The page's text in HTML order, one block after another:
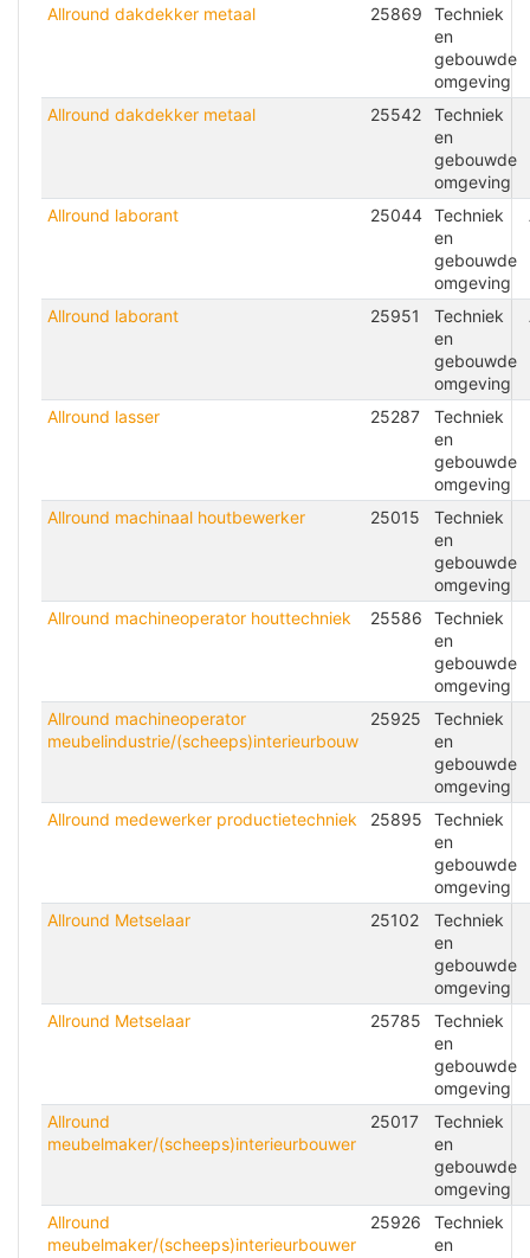
Allround dakdekker metaal 25869
Techniek
en
gebouwde
omgeving
Allround dakdekker metaal 25542
Techniek
en
gebouwde
omgeving
Allround laborant 25044
Techniek
en
gebouwde
omgeving
Allround laborant 25951
Techniek
en
gebouwde
omgeving
Allround lasser 25287
Techniek
en
gebouwde
omgeving
Allround machinaal houtbewerker 25015
Techniek
en
gebouwde
omgeving
Allround machineoperator houttechniek 25586
Techniek
en
gebouwde
omgeving
Allround machineoperator
meubelindustrie/(scheeps)interieurbouw
25925
Techniek
en
gebouwde
omgeving
Allround medewerker productietechniek 25895
Techniek
en
gebouwde
omgeving
Allround Metselaar 25102
Techniek
en
gebouwde
omgeving
Allround Metselaar 25785
Techniek
en
gebouwde
omgeving
Allround
meubelmaker/(scheeps)interieurbouwer
25017
Techniek
en
gebouwde
omgeving
Allround
meubelmaker/(scheeps)interieurbouwer
25926
Techniek
en